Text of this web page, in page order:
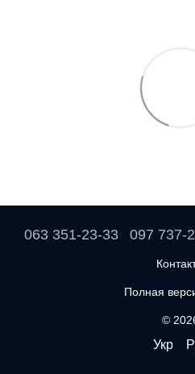
063 351-23-33 097 737-
Полная
©
Укр